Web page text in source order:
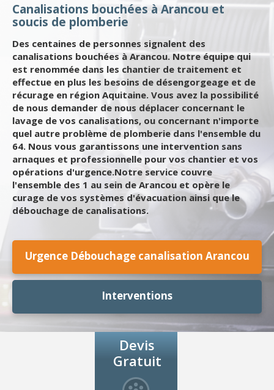
Canalisations bouchées à Arancou et
soucis de plomberie
Des centaines de personnes signalent des
canalisations bouchées à Arancou. Notre équipe qui
est renommée dans les chantier de traitement et
effectue en plus les besoins de désengorgeage et de
récurage en région Aquitaine. Vous avez la possibilité
de nous demander de nous déplacer concernant le
lavage de vos canalisations, ou concernant n'importe
quel autre problème de plomberie dans l'ensemble du
64. Nous vous garantissons une intervention sans
arnaques et professionnelle pour vos chantier et vos
opérations d'urgence.Notre service couvre
l'ensemble des 1 au sein de Arancou et opère le
curage de vos systèmes d'évacuation ainsi que le
débouchage de canalisations.
Urgence Débouchage canalisation Arancou
Interventions
Devis
Gratuit